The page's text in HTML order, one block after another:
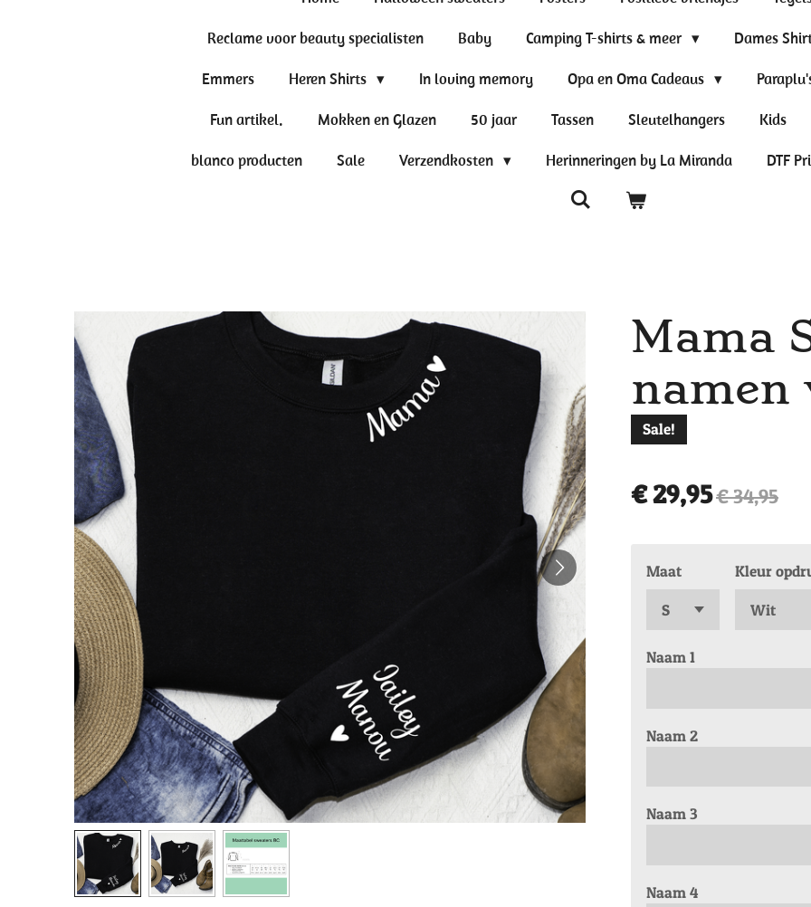
Reclame voor beauty specialisten Baby Camping T-shirts & meer Dames
Emmers Heren Shirts In loving memory Opa en Oma Cadeaus
Fun artikel. Mokken en Glazen 50 jaar Tassen Sleutelhangers Kids
blanco producten Sale Verzendkosten Herinneringen by La Miranda DTF
Mama
namen
Sale!
€ 29,95€ 34,95
Maat Kleur
Naam 1
Naam 2
Naam 3
Naam 4